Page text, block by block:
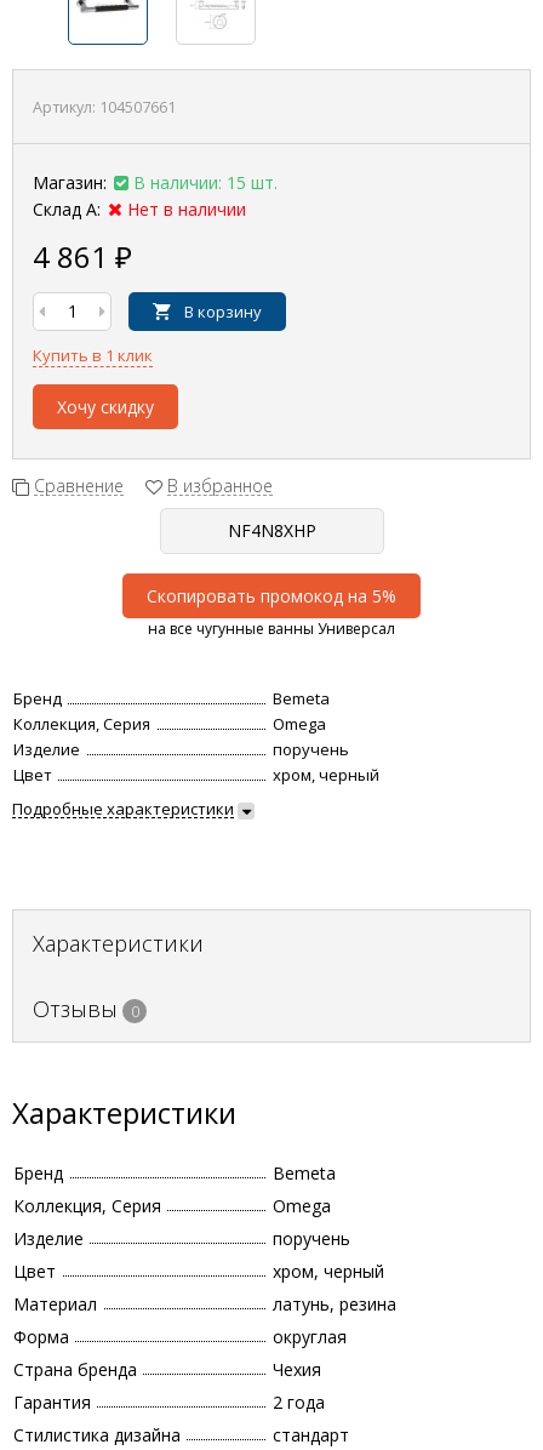
Артикул: 104507661
Магазин:
В наличии: 15 шт.
Склад А:
Нет в наличии
4 861 ₽
В корзину
Купить в 1 клик
Хочу скидку
Сравнение В избранное
Скопировать промокод на 5%
на все чугунные ванны Универсал
Бренд
Bemeta
Коллекция, Серия
Omega
Изделие
поручень
Цвет
хром, черный
Подробные характеристики
Характеристики
Отзывы 0
Характеристики
Бренд
Bemeta
Коллекция, Серия
Omega
Изделие
поручень
Цвет
хром, черный
Материал
латунь, резина
Форма
округлая
Страна бренда
Чехия
Гарантия
2 года
Стилистика дизайна
стандарт